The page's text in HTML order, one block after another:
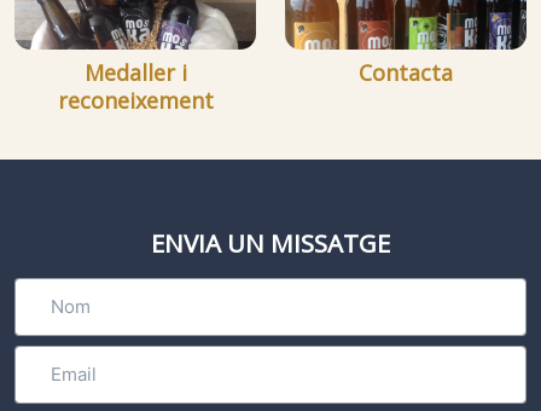
Medaller i
reconeixement
Contacta
ENVIA UN MISSATGE